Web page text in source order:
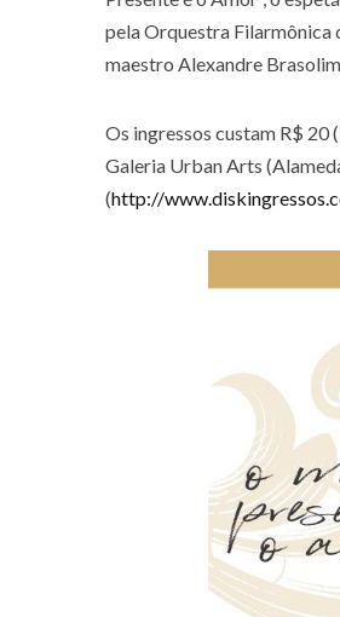
pela Orquestra Filarmônica
maestro Alexandre
Os ingressos custam R$ 20
Galeria Urban Arts
(http://